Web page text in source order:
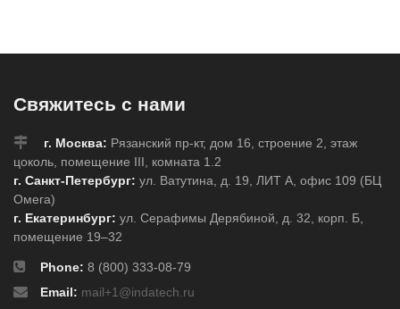
Свяжитесь с нами
г. Москва: Рязанский пр-кт, дом 16, строение 2, этаж
цоколь, помещение III, комната 1.2
г. Санкт-Петербург: ул. Ватутина, д. 19, ЛИТ А, офис 109 (БЦ
Омега)
г. Екатеринбург: ул. Серафимы Дерябиной, д. 32, корп. Б,
помещение 19–32
Phone: 8 (800) 333-08-79
Email: mail+1@indatech.ru